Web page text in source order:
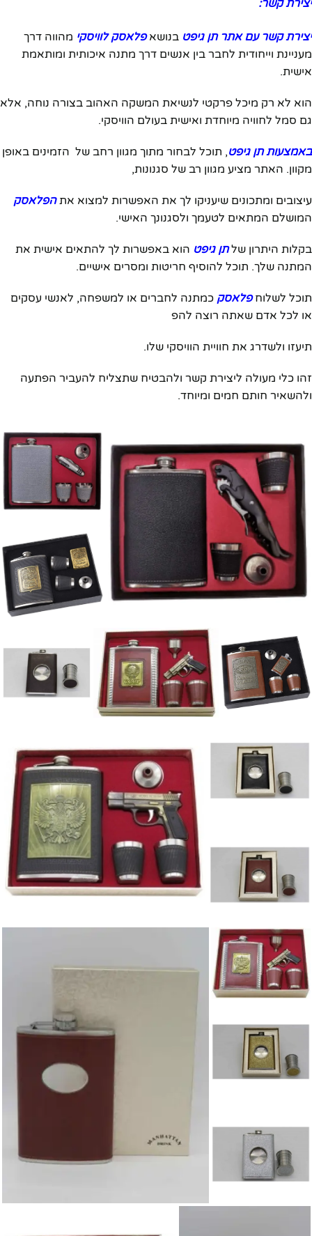
יצירת קשר:
יצירת קשר עם אתר תן גיפט בנושאפלאסק לוויסקי מהווה דרך
מעניינת וייחודית לחבר בין אנשים דרך מתנה איכותית ומותאמת
אישית.
הוא לא רק מיכל פרקטי לנשיאת המשקה האהוב בצורה נוחה, אלא
גם סמל לחוויה מיוחדת ואישית בעולם הוויסקי.
באמצעות תן גיפט, תוכל לבחור מתוך מגוון רחב של הזמינים באופן
מקוון. האתר מציע מגוון רב של סגנונות,
עיצובים ומתכונים שיעניקו לך את האפשרות למצוא אתהפלאסק
המושלם המתאים לטעמך ולסגנונך האישי.
בקלות היתרון שלתן גיפט הוא באפשרות לך להתאים אישית את
המתנה שלך. תוכל להוסיף חריטות ומסרים אישיים.
תוכל לשלוחפלאסק כמתנה לחברים או למשפחה, לאנשי עסקים
או לכל אדם שאתה רוצה להפ
תיעזו ולשדרג את חוויית הוויסקי שלו.
זהו כלי מעולה ליצירת קשר ולהבטיח שתצליח להעביר הפתעה
ולהשאיר חותם חמים ומיוחד.